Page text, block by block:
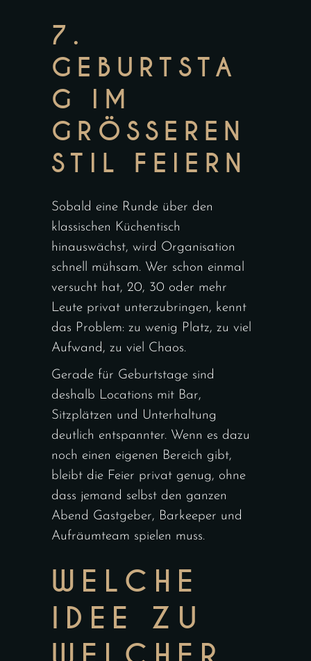
7.
GEBURTSTA
G IM
GRÖSSEREN S
TIL FEIERN
Sobald eine Runde über den
klassischen Küchentisch
hinauswächst, wird Organisation
schnell mühsam. Wer schon einmal
versucht hat, 20, 30 oder mehr
Leute privat unterzubringen, kennt
das Problem: zu wenig Platz, zu viel
Aufwand, zu viel Chaos.
Gerade für Geburtstage sind
deshalb Locations mit Bar,
Sitzplätzen und Unterhaltung
deutlich entspannter. Wenn es dazu
noch einen eigenen Bereich gibt,
bleibt die Feier privat genug, ohne
dass jemand selbst den ganzen
Abend Gastgeber, Barkeeper und
Aufräumteam spielen muss.
WELCHE
IDEE ZU